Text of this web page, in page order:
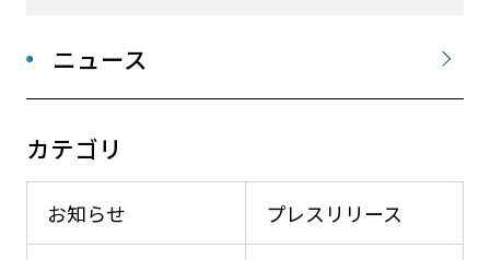
ニュース
カテゴリ
お知らせ プレスリリース